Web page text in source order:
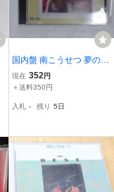
国内盤 南こうせつ 夢のは
じまり PONY CANYON d
32a0061 1CD □
現在 352円
＋送料350円
入札 - 残り 5日